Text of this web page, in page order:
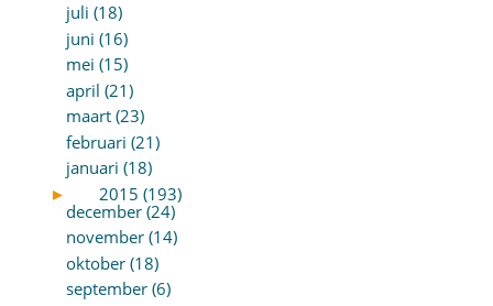
juli (18)
juni (16)
mei (15)
april (21)
maart (23)
februari (21)
januari (18)
►
2015 (193)
december (24)
november (14)
oktober (18)
september (6)